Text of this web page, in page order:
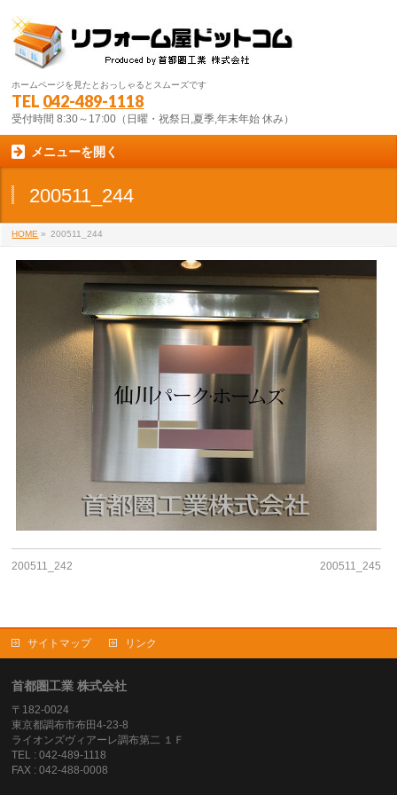
ホームページを見たとおっしゃるとスムーズです
TEL 042-489-1118
受付時間 8:30～17:00（日曜・祝祭日,夏季,年末年始 休み）
メニューを開く
200511_244
HOME » 200511_244
200511_242 200511_245
サイトマップ リンク
首都圏工業 株式会社
〒182-0024
東京都調布市布田4-23-8
ライオンズヴィアーレ調布第二 １Ｆ
TEL : 042-489-1118
FAX : 042-488-0008